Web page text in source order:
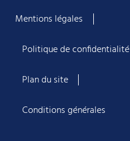
Mentions légales
Politique de confidentialité
Plan du site
Conditions générales